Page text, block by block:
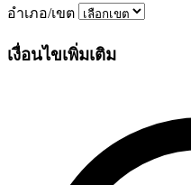
อำเภอ/เขต
เงื่อนไขเพิ่มเติม